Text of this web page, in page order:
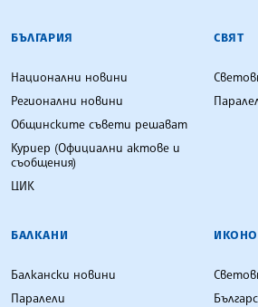
БЪЛГАРСКА
БЪЛГАРИЯ
Национални новини
Регионални новини
Общинските съвети решават
Куриер (Официални актове и
съобщения)
ЦИК
СВЯТ
БАЛКАНИ
Балкански новини
Паралели